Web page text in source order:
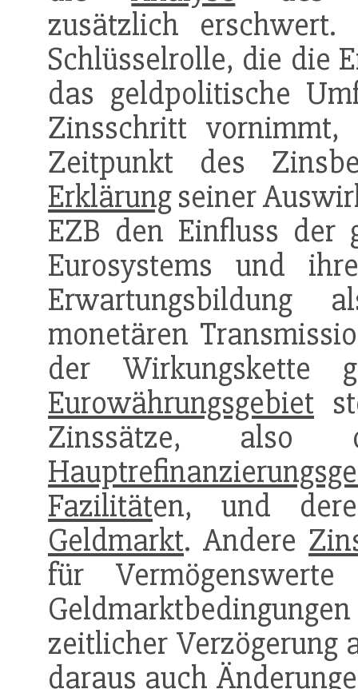
zusätzlich
Schlüsselrolle, die die
das geldpolitische
Zinsschritt
Zeitpunkt des
Erklärungseiner
EZB den Einfluss der
Eurosystems und
Erwartungsbildung
monetären
der Wirkungskette
Eurowährungsgebiet
Zinssätze,
Fazilitäten, und
Geldmarkt. Andere
für
zeitlicher Verzögerung
daraus auch